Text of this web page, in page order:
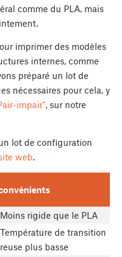
comme du PLA, mais
imprimer des modèles
internes, comme
préparé un lot de
nécessaires pour cela, y
impair", sur notre
lot de configuration
web.
rigide que le PLA
de transition
plus basse